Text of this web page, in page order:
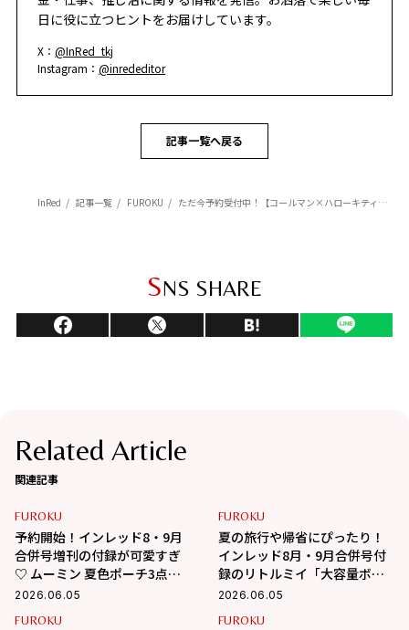
日に役に立つヒントをお届けしています。
X：@InRed_tkj
Instagram：@inrededitor
記事一覧へ戻る
InRed 記事一覧 FUROKU ただ今予約受付中！【コールマン×ハローキティ】差し色の赤がお洒落なボストン型ポシェットが登場
SNS SHARE
Related Article
関連記事
FUROKU
予約開始！インレッド8・9月
合併号増刊の付録が可愛すぎ
♡ ムーミン 夏色ポーチ3点セ
ットのサイズ感まとめ
2026.06.05
FUROKU
夏の旅行や帰省にぴったり！
インレッド8月・9月合併号付
録のリトルミイ「大容量ボス
トンバッグ」が神クオリティ
2026.06.05
FUROKU
FUROKU